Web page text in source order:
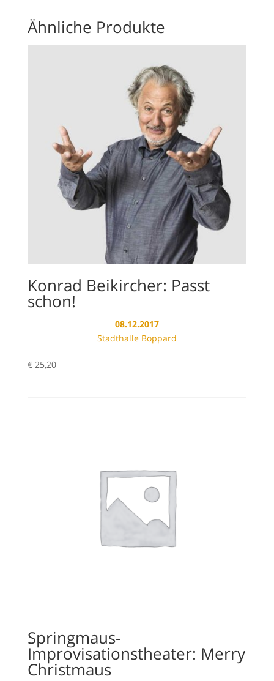
Ähnliche Produkte
Konrad Beikircher: Passt
schon!
08.12.2017
Stadthalle Boppard
€25,20
Springmaus-
Improvisationstheater: Merry
Christmaus